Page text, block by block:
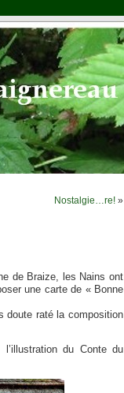
Nostalgie…re! »
de Braize, les Nains ont
une carte de « Bonne
doute raté la composition
du Conte du